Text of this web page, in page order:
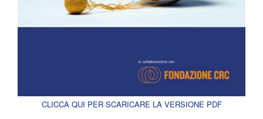
CLICCA QUI PER SCARICARE LA VERSIONE PDF